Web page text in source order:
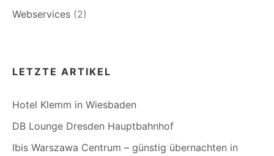
Webservices (2)
LETZTE ARTIKEL
Hotel Klemm in Wiesbaden
DB Lounge Dresden Hauptbahnhof
Ibis Warszawa Centrum – günstig übernachten in